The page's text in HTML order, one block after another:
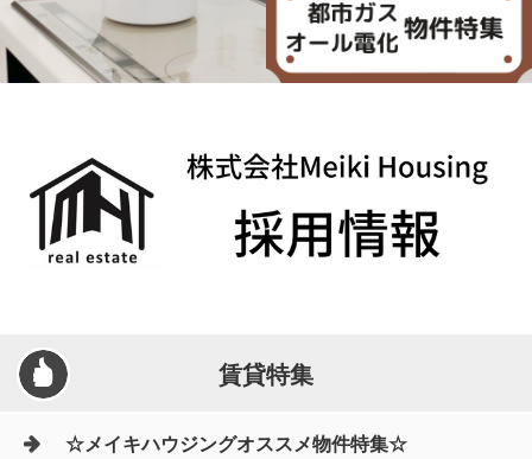
賃貸特集
☆メイキハウジングオススメ物件特集☆